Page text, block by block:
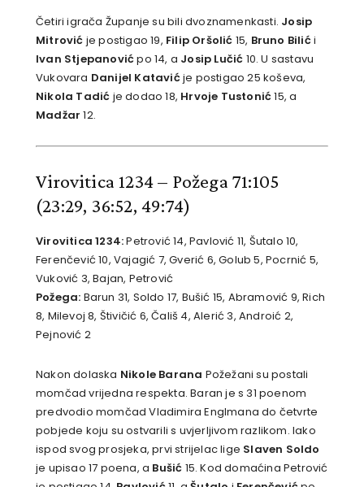
Četiri igrača Županje su bili dvoznamenkasti. Josip
Mitrović je postigao 19, Filip Oršolić 15, Bruno Bilići
Ivan Stjepanovićpo 14, a Josip Lučić 10. U sastavu
Vukovara Danijel Katavićje postigao 25 koševa,
Nikola Tadić je dodao 18, Hrvoje Tustonić15, a
Madžar 12.
Virovitica 1234 – Požega 71:105
(23:29, 36:52, 49:74)
Virovitica 1234:Petrović 14, Pavlović 11, Šutalo 10,
Ferenčević 10, Vajagić 7, Gverić 6, Golub 5, Pocrnić 5,
Vuković 3, Bajan, Petrović
Požega: Barun 31, Soldo 17, Bušić 15, Abramović 9, Rich
8, Milevoj 8, Štivičić 6, Čališ 4, Alerić 3, Androić 2,
Pejnović 2
Nakon dolaska Nikole Barana Požežani su postali
momčad vrijedna respekta. Baran je s 31 poenom
predvodio momčad Vladimira Englmana do četvrte
pobjede koju su ostvarili s uvjerljivom razlikom. Iako
ispod svog prosjeka, prvi strijelac lige Slaven Soldo
je upisao 17 poena, a Bušić 15. Kod domaćina Petrović